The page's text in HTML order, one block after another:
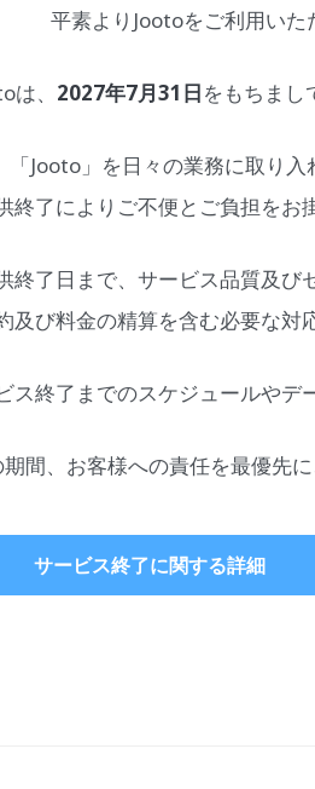
平素よりJootoをご利用いた
は、 2027年7月31日をもちまし
「Jooto」を日々の業務に取り
終了によりご不便とご負担をお
終了日まで、サービス品質及び
及び料金の精算を含む必要な対
ス終了までのスケジュールやデ
間、お客様への責任を最優先
サービス終了に関する詳細